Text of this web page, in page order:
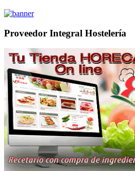
Proveedor Integral Hostelería